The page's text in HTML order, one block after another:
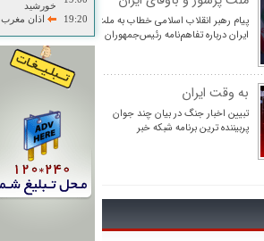
پیام رهبر انقلاب اسلامی خطاب به ملت
ایران درباره تفاهم‌نامه رئیس‌جمهوران
به وقت ایران
تبیین اخبار جنگ در بیان چند جوان
پربیننده ترین برنامه شبکه خبر
خورشید
19:20
اذان مغرب